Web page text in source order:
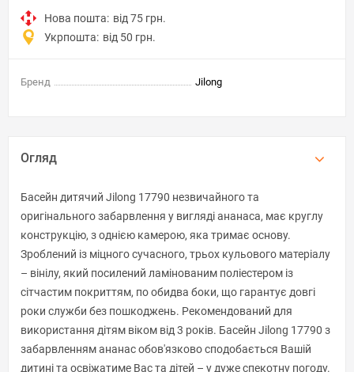
Нова пошта: від 75 грн.
Укрпошта: від 50 грн.
Бренд Jilong
Огляд
Басейн дитячий Jilong 17790 незвичайного та
оригінального забарвлення у вигляді ананаса, має круглу
конструкцію, з однією камерою, яка тримає основу.
Зроблений із міцного сучасного, трьох кульового матеріалу
– вінілу, який посилений ламінованим поліестером із
сітчастим покриттям, по обидва боки, що гарантує довгі
роки служби без пошкоджень. Рекомендований для
використання дітям віком від 3 років. Басейн Jilong 17790 з
забарвленням ананас обов'язково сподобається Вашій
дитині та освіжатиме Вас та дітей – у дуже спекотну погоду.